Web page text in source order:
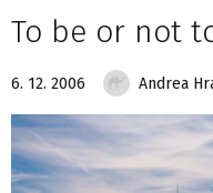
To be or not
6. 12. 2006 Andrea